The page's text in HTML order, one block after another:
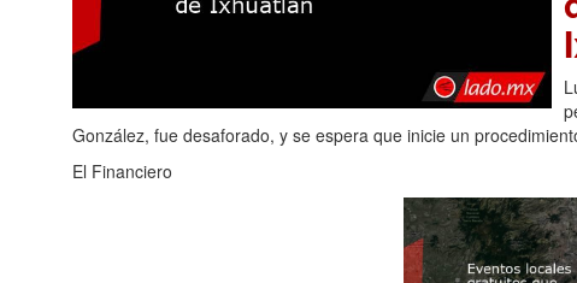
González, fue desaforado, y se espera que inicie un
El Financiero